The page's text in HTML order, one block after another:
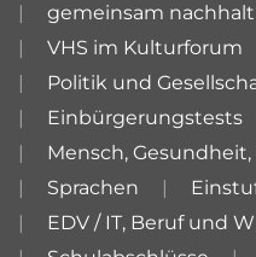
gemeinsam
VHS im Kulturforum
Politik und
Einbürgerungstests
Mensch,
Sprachen
EDV / IT, Beruf und